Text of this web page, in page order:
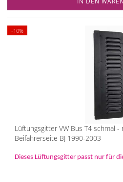
-10%
Lüftungsgitter VW Bus T4 schmal
Beifahrerseite BJ 1990-2003
Dieses Lüftungsgitter passt nur für